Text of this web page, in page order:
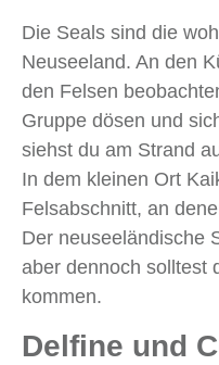
Die Seals sind die
Neuseeland. An den
den Felsen
Gruppe dösen und
siehst du am Strand
In dem kleinen Ort
Felsabschnitt, an
Der neuseeländische
aber dennoch solltest
kommen.
Delfine und